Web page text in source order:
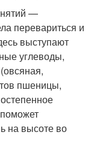
—
перевариться и
выступают
углеводы,
пшеницы,
на высоте во